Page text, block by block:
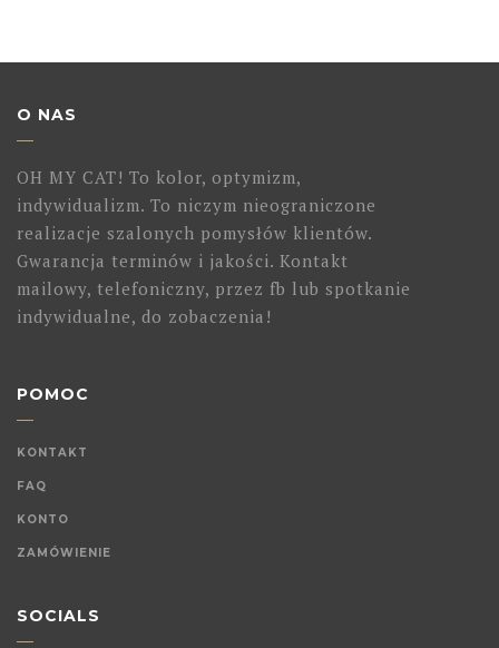
O NAS
OH MY CAT! To kolor, optymizm,
indywidualizm. To niczym nieograniczone
realizacje szalonych pomysłów klientów.
Gwarancja terminów i jakości. Kontakt
mailowy, telefoniczny, przez fb lub spotkanie
indywidualne, do zobaczenia!
POMOC
KONTAKT
FAQ
KONTO
ZAMÓWIENIE
SOCIALS